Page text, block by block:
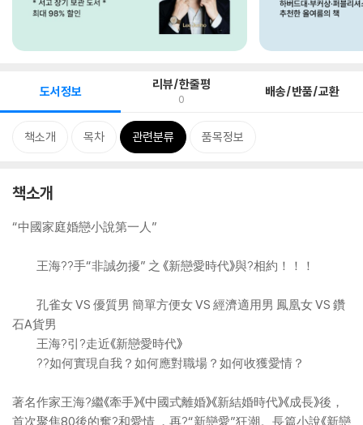
도서정보 리뷰/한줄평
0 배송/반품/교환
책소개 목차 관련분류 품목정보
책소개
“中國家庭婚戀小說第一人”
王海??手“非誠勿擾” 之 《新戀愛時代》與?相約！！！
孔雀女 VS 優質男 簡單方便女 VS 經濟適用男 鳳凰女 VS 鑽
石A貨男
王海?引?走近《新戀愛時代》
??如何實現自我？如何應對職場？如何收獲愛情？
著名作家王海?繼《牽手》《中國式離婚》《新結婚時代》《成長》後，
首次聚焦80後的奮?和愛情 ，再?“新戀愛”狂潮。長篇小說《新戀